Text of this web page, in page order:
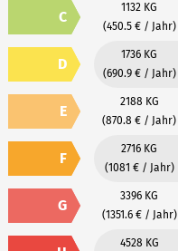
C
1132 KG
(450.5 € / Jahr)
D
1736 KG
(690.9 € / Jahr)
E
2188 KG
(870.8 € / Jahr)
F
2716 KG
(1081 € / Jahr)
G
3396 KG
(1351.6 € / Jahr)
4528 KG